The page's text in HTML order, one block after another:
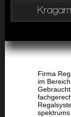
Firma
im